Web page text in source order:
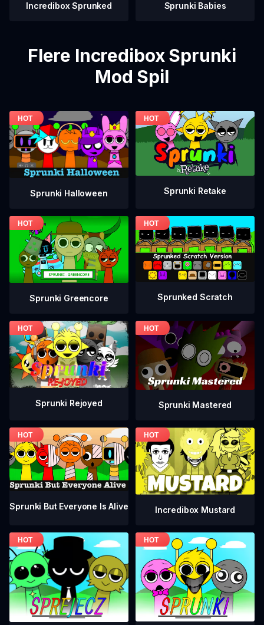
Incredibox Sprunked Sprunki Babies
Flere Incredibox Sprunki
Mod Spil
Sprunki Halloween Sprunki Retake
Sprunki Greencore Sprunked Scratch
Sprunki Rejoyed Sprunki Mastered
Sprunki But Everyone Is Alive Incredibox Mustard